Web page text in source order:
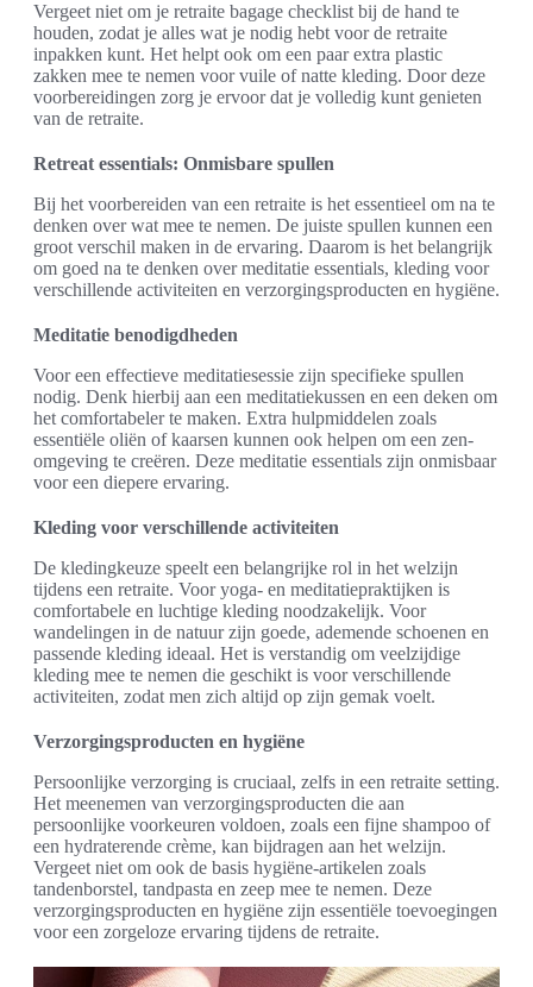
Vergeet niet om je retraite bagage checklist bij de hand te
houden, zodat je alles wat je nodig hebt voor de retraite
inpakken kunt. Het helpt ook om een paar extra plastic
zakken mee te nemen voor vuile of natte kleding. Door deze
voorbereidingen zorg je ervoor dat je volledig kunt genieten
van de retraite.
Retreat essentials: Onmisbare spullen
Bij het voorbereiden van een retraite is het essentieel om na te
denken over wat mee te nemen. De juiste spullen kunnen een
groot verschil maken in de ervaring. Daarom is het belangrijk
om goed na te denken over meditatie essentials, kleding voor
verschillende activiteiten en verzorgingsproducten en hygiëne.
Meditatie benodigdheden
Voor een effectieve meditatiesessie zijn specifieke spullen
nodig. Denk hierbij aan een meditatiekussen en een deken om
het comfortabeler te maken. Extra hulpmiddelen zoals
essentiële oliën of kaarsen kunnen ook helpen om een zen-
omgeving te creëren. Deze meditatie essentials zijn onmisbaar
voor een diepere ervaring.
Kleding voor verschillende activiteiten
De kledingkeuze speelt een belangrijke rol in het welzijn
tijdens een retraite. Voor yoga- en meditatiepraktijken is
comfortabele en luchtige kleding noodzakelijk. Voor
wandelingen in de natuur zijn goede, ademende schoenen en
passende kleding ideaal. Het is verstandig om veelzijdige
kleding mee te nemen die geschikt is voor verschillende
activiteiten, zodat men zich altijd op zijn gemak voelt.
Verzorgingsproducten en hygiëne
Persoonlijke verzorging is cruciaal, zelfs in een retraite setting.
Het meenemen van verzorgingsproducten die aan
persoonlijke voorkeuren voldoen, zoals een fijne shampoo of
een hydraterende crème, kan bijdragen aan het welzijn.
Vergeet niet om ook de basis hygiëne-artikelen zoals
tandenborstel, tandpasta en zeep mee te nemen. Deze
verzorgingsproducten en hygiëne zijn essentiële toevoegingen
voor een zorgeloze ervaring tijdens de retraite.